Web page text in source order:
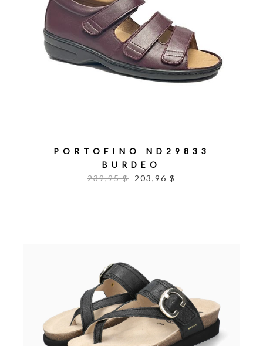
PORTOFINO ND29833
BURDEO
239,95 $
203,96 $